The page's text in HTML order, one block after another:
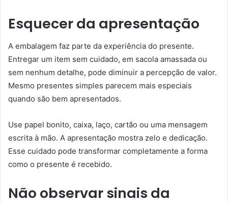
Esquecer da apresentação
A embalagem faz parte da experiência do presente.
Entregar um item sem cuidado, em sacola amassada ou
sem nenhum detalhe, pode diminuir a percepção de valor.
Mesmo presentes simples parecem mais especiais
quando são bem apresentados.
Use papel bonito, caixa, laço, cartão ou uma mensagem
escrita à mão. A apresentação mostra zelo e dedicação.
Esse cuidado pode transformar completamente a forma
como o presente é recebido.
Não observar sinais da